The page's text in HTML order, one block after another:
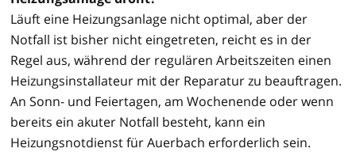
Läuft eine Heizungsanlage nicht optimal, aber der
Notfall ist bisher nicht eingetreten, reicht es in der
Regel aus, während der regulären Arbeitszeiten einen
Heizungsinstallateur mit der Reparatur zu beauftragen.
An Sonn- und Feiertagen, am Wochenende oder wenn
bereits ein akuter Notfall besteht, kann ein
Heizungsnotdienst für Auerbach erforderlich sein.